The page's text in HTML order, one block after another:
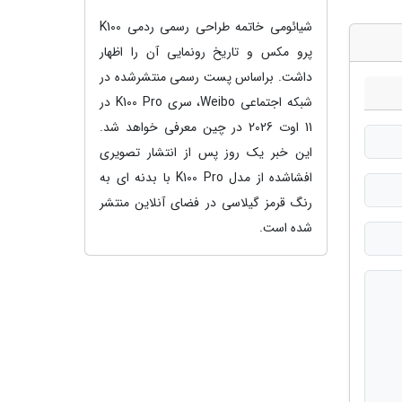
شیائومی خاتمه طراحی رسمی ردمی K100
پرو مکس و تاریخ رونمایی آن را اظهار
داشت. براساس پست رسمی منتشرشده در
شبکه اجتماعی Weibo، سری K100 Pro در
11 اوت 2026 در چین معرفی خواهد شد.
این خبر یک روز پس از انتشار تصویری
افشاشده از مدل K100 Pro با بدنه ای به
رنگ قرمز گیلاسی در فضای آنلاین منتشر
شده است.